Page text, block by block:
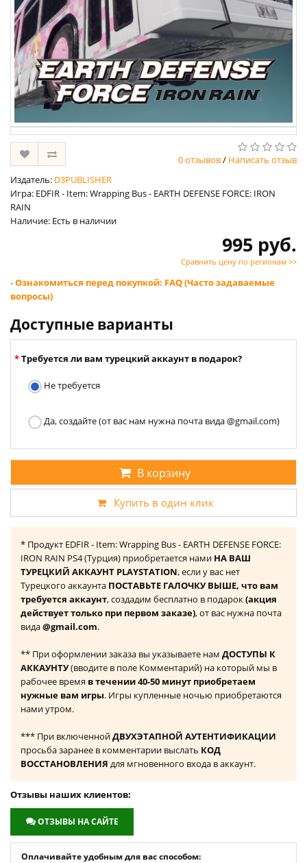
0 отзывов/ Написать отзыв
Издатель: D3PUBLISHER
Игра: EDFIR - Item: Wrapping Bus - EARTH DEFENSE FORCE: IRON
RAIN
Наличие: Есть в наличии
995 руб.
Сравнить цену по регионам >>
- Ознакомиться перед покупкой: FAQ (Часто задаваемые
вопросы)
Доступные варианты
Требуется ли вам турецкий аккаунт в подарок?
Не требуется
Да, создайте (от вас нам нужна почта вида @gmail.com)
В корзину
Купить в один клик
* Продукт EDFIR - Item: Wrapping Bus - EARTH DEFENSE FORCE:
IRON RAIN PS4 (Турция) приобретается нами НА ВАШ
ТУРЕЦКИЙ АККАУНТ PLAYSTATION, если у вас нет
Турецкого аккаунта ПОСТАВЬТЕ ГАЛОЧКУ ВЫШЕ, что вам
требуется аккаунт, создадим бесплатно в подарок(акция
действует только при первом заказе), от вас нужна почта
вида@gmail.com.
** При оформлении заказа вы указываете нам ДОСТУПЫ К
АККАУНТУ(вводите в поле Комментарий) на который мы в
рабочее время в течении 40-50 минут приобретаем
нужные вам игры. Игры купленные ночью приобретаются
нами утром.
*** При включеннойДВУХЭТАПНОЙ АУТЕНТИФИКАЦИИ
просьба заранее в комментарии выслать КОД
ВОССТАНОВЛЕНИЯ для мгновенного входа в аккаунт.
Отзывы наших клиентов:
ОТЗЫВЫ НА САЙТЕ
Оплачивайте удобным для вас способом: